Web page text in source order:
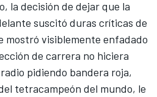
, la decisión de dejar que la
suscitó duras críticas de
mostró visiblemente enfadado
de carrera no hiciera
pidiendo bandera roja,
tetracampeón del mundo, le